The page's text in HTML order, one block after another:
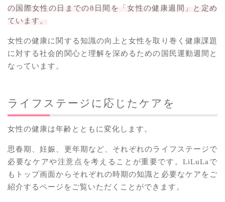
の国際女性の日までの8日間を「女性の健康週間」と定め
ています。
女性の健康に関する知識の向上と女性を取り巻く健康課題
に対する社会的関心と理解を深めるための国民運動週間と
なっています。
ライフステージに応じたケアを
女性の健康は年齢とともに変化します。
思春期、妊娠、更年期など、それぞれのライフステージで
必要なケアや注意点を考えることが重要です。LiLuLaで
もトップ画面からそれぞれの時期の知識と必要なケアをご
紹介するページをご覧いただくことができます。